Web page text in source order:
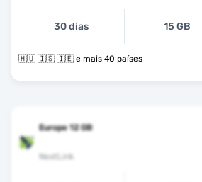
30 dias 15 GB
🇭🇺 🇮🇸 🇮🇪 e mais 40 países
Europe 12 GB
NextLink